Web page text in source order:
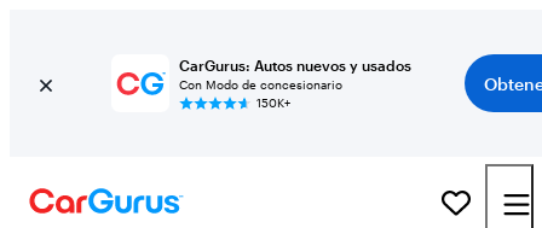
CarGurus: Autos nuevos y usados
Con Modo de concesionario
150K+